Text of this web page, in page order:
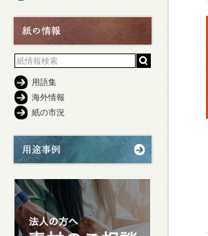
用語集
海外情報
紙の市況